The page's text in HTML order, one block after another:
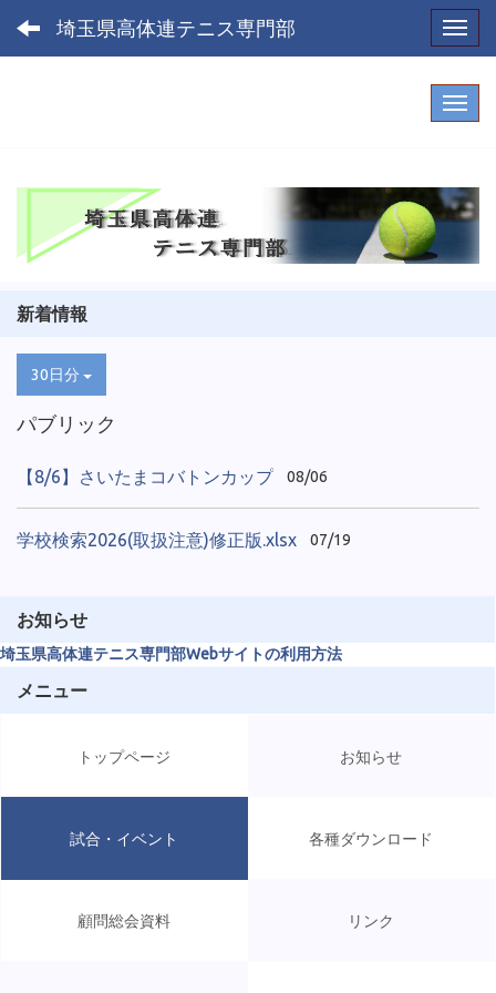
埼玉県高体連テニス専門部
新着情報
30日分
パブリック
【8/6】さいたまコバトンカップ 08/06
学校検索2026(取扱注意)修正版.xlsx 07/19
お知らせ
埼玉県高体連テニス専門部Webサイトの利用方法
メニュー
トップページ お知らせ
試合・イベント 各種ダウンロード
顧問総会資料 リンク